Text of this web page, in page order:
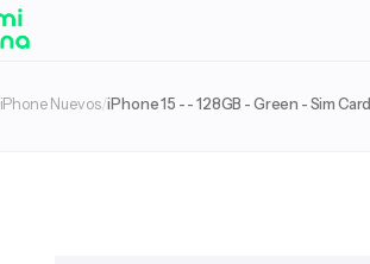
iPhone Nuevos/iPhone 15 - - 128GB - Green - Sim Card